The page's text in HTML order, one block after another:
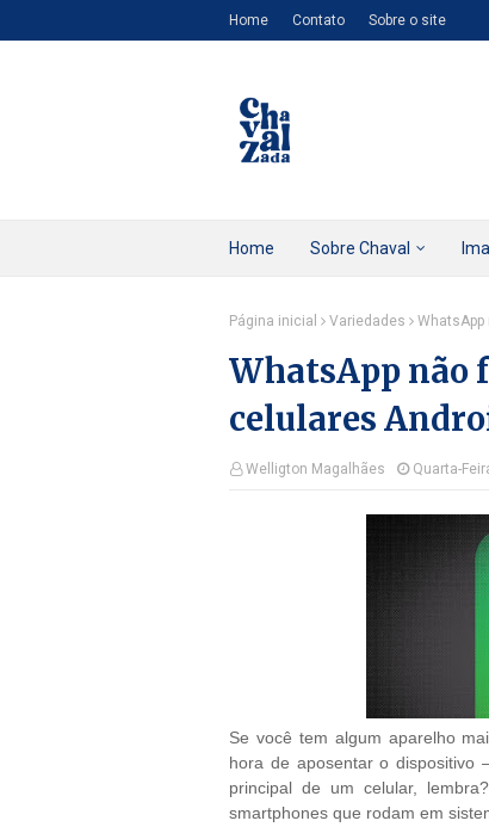
Home Contato Sobre o site
Home Sobre Chaval
Página inicial Variedades WhatsApp
WhatsApp não
celulares
Welligton Magalhães Quarta-
Se você tem algum aparelho
hora de aposentar o
principal de um celular,
smartphones que rodam em